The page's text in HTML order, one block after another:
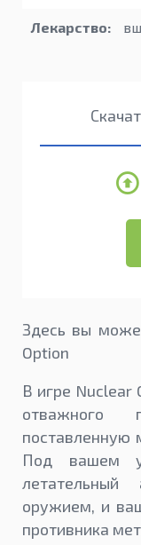
Лекарство:
Здесь вы
Option
В игре Nuclear
отважного
поставленную
Под вашем
оружием, и
противника